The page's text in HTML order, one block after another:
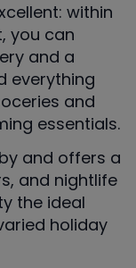
within
you can
and a
everything
and
essentials.
and offers a
and nightlife
the ideal
holiday